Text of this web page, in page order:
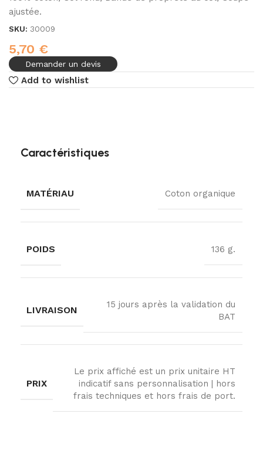
ajustée.
SKU: 30009
5,70 €
Demander un devis
Add to wishlist
Caractéristiques
MATÉRIAU Coton organique
POIDS 136 g.
LIVRAISON
15 jours après la validation du
BAT
PRIX
Le prix affiché est un prix unitaire HT
indicatif sans personnalisation | hors
frais techniques et hors frais de port.